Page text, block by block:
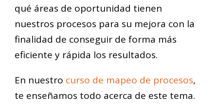
qué áreas de oportunidad tienen
nuestros procesos para su mejora con la
finalidad de conseguir de forma más
eficiente y rápida los resultados.
En nuestro curso de mapeo de procesos,
te enseñamos todo acerca de este tema.